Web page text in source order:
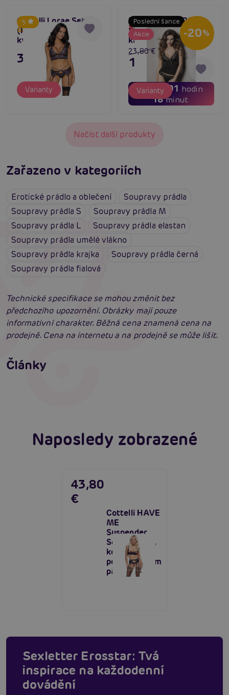
5
Cottelli Lorae Set
(Purple), komplet s
květinovou krajkou
Skladem do týdne
31,80 €
Varianty
Poslední šance
Akce
-20%
03 dní 01 hodin
18 minut
Passion KALYPSO
SET černý sexy top a
kalhotky
Dočasně vyprodané
23,80 €
19,04 €
Varianty
Načíst další produkty
Zařazeno v kategoriích
Erotické prádlo a oblečení
Soupravy prádla
Soupravy prádla S
Soupravy prádla M
Soupravy prádla L
Soupravy prádla elastan
Soupravy prádla umělé vlákno
Soupravy prádla krajka
Soupravy prádla černá
Soupravy prádla fialová
Technické specifikace se mohou změnit bez
předchozího upozornění. Obrázky mají pouze
informativní charakter. Běžná cena znamená cena na
prodejně. Cena na internetu a na prodejně se může lišit.
Články
neodolatelně sexy
Číst více
Erotická inteligence: Příručka Sexiomů
Naposledy zobrazené
Cottelli HAVE
ME
Suspender
Set (Purple),
komplet s
podvazkovým
pásem
43,80
€
Sexletter Erosstar: Tvá
inspirace na každodenní
dovádění